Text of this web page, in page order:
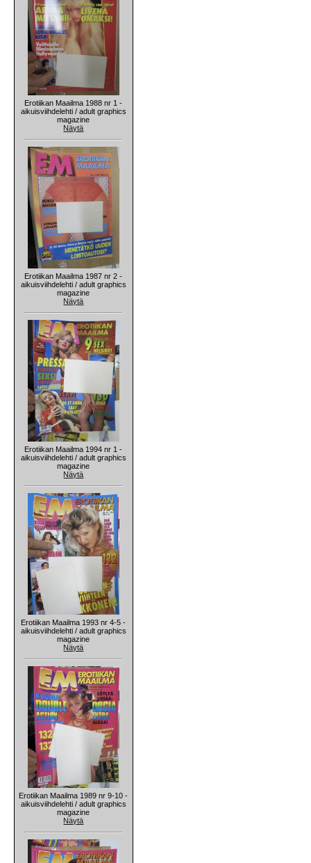
Erotiikan Maailma 1988 nr 1 -
aikuisviihdelehti / adult graphics
magazine
Näytä
Erotiikan Maailma 1987 nr 2 -
aikuisviihdelehti / adult graphics
magazine
Näytä
Erotiikan Maailma 1994 nr 1 -
aikuisviihdelehti / adult graphics
magazine
Näytä
Erotiikan Maailma 1993 nr 4-5 -
aikuisviihdelehti / adult graphics
magazine
Näytä
Erotiikan Maailma 1989 nr 9-10 -
aikuisviihdelehti / adult graphics
magazine
Näytä